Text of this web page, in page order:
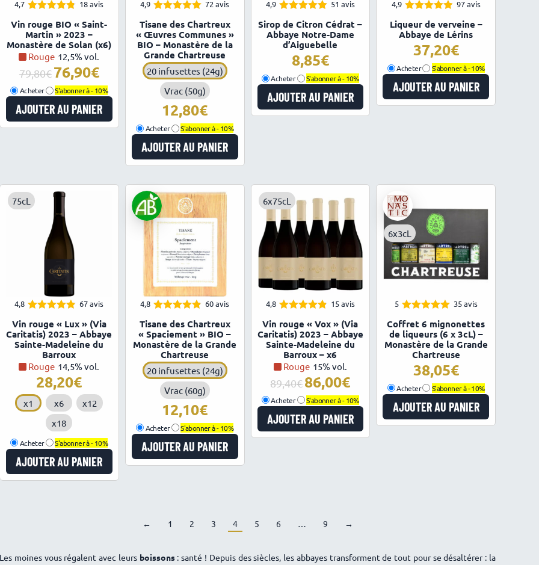
4,7
sur 5
18 avis
Vin rouge BIO « Saint-
Martin » 2023 –
Monastère de Solan (x6)
Rouge 12,5% vol.
79,80
Le
prix
initial
était :
79,80€.
76,90
Le
prix
actuel
est :
76,90€.
Acheter S'abonner à -10%
AJOUTER AU PANIER
4,9
Note 4.94
sur 5
72 avis
Tisane des Chartreux
« Œuvres Communes »
BIO – Monastère de la
Grande Chartreuse
20 infusettes (24g)
Vrac (50g)
12,80
Acheter S'abonner à -10%
AJOUTER AU PANIER
4,9
Note
sur 5
51 avis
Sirop de Citron Cédrat –
Abbaye Notre-Dame
d’Aiguebelle
8,85
Acheter S'abonner à -10%
AJOUTER AU PANIER
4,9
Note
sur 5
97 avis
Liqueur de verveine –
Abbaye de Lérins
37,20
Acheter S'abonner à -10%
AJOUTER AU PANIER
75cL
4,8
sur 5
67 avis
Vin rouge « Lux » (Via
Caritatis) 2023 – Abbaye
Sainte-Madeleine du
Barroux
Rouge 14,5% vol.
28,20
x1 x6
x12
x18
Acheter S'abonner à -10%
AJOUTER AU PANIER
4,8
Note 4.83
sur 5
60 avis
Tisane des Chartreux
« Spaciement » BIO –
Monastère de la Grande
Chartreuse
20 infusettes (24g)
Vrac (60g)
12,10
Acheter S'abonner à -10%
AJOUTER AU PANIER
6x75cL
4,8
sur 5
15 avis
Vin rouge « Vox » (Via
Caritatis) 2023 – Abbaye
Sainte-Madeleine du
Barroux – x6
Rouge 15% vol.
89,40
Le
prix
initial
était :
89,40€.
86,00
prix
actuel
est :
86,00€.
Acheter S'abonner à -10%
AJOUTER AU PANIER
6x3cL
5
Note 4.97
sur 5
35 avis
Coffret 6 mignonettes
de liqueurs (6 x 3cL) –
Monastère de la Grande
Chartreuse
38,05
Acheter S'abonner à -10%
AJOUTER AU PANIER
← 1 2 3 4 5 6 9 →
Les moines vous régalent avec leurs boissons: santé ! Depuis des siècles, les abbayes transforment de tout pour se désaltérer : la